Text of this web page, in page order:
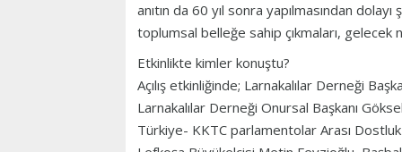
anıtın da 60 yıl sonra yapılmasından
toplumsal belleğe sahip çıkmaları,
Etkinlikte kimler konuştu?
Açılış etkinliğinde; Larnakalılar Derneği
Larnakalılar Derneği Onursal Başkanı
Türkiye- KKTC parlamentolar Arası